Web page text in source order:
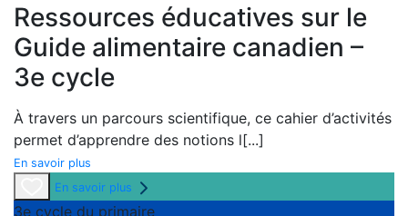
Ressources éducatives sur le
Guide alimentaire canadien –
3e cycle
À travers un parcours scientifique, ce cahier d’activités
permet d’apprendre des notions l[...]
En savoir plus
En savoir plus
3e cycle du primaire